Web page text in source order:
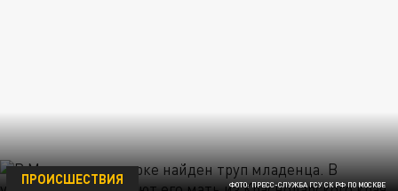
ФОТО: ПРЕСС-СЛУЖБА ГСУ СК РФ ПО МОСКВЕ
ПРОИСШЕСТВИЯ